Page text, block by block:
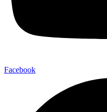
Facebook